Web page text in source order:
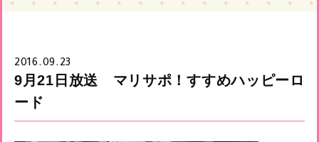
2016.09.23
9月21日放送 マリサポ！すすめハッピーロ
ード